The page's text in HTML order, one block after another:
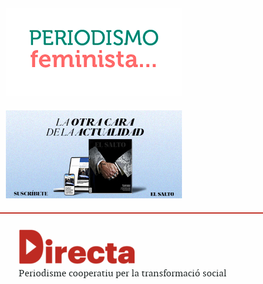
Periodisme cooperatiu per la transformació social